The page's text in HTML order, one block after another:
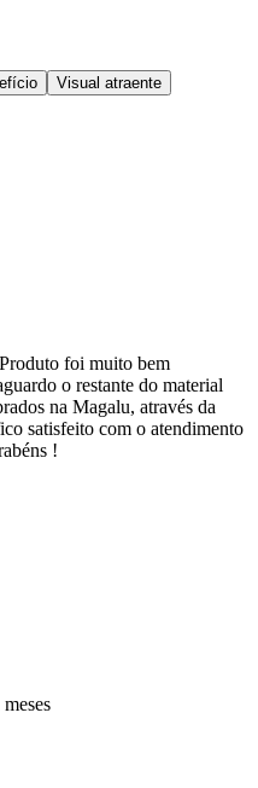
Visual atraente
foi muito bem
o restante do material
na Magalu, através da
satisfeito com o atendimento
!